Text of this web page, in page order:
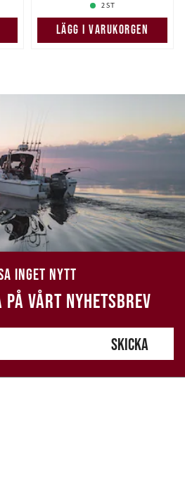
2 ST
LÄGG I VARUKORGEN
INGET NYTT
PÅ VÅRT NYHETSBREV
SKICKA